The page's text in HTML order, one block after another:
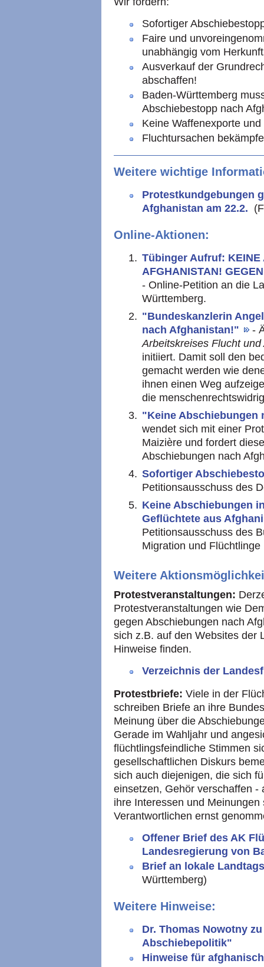
Sofortiger
Faire und
unabhängig vom
Ausverkauf der
abschaffen!
Baden-Württemberg
Abschiebestopp nach
Keine Waffenexporte
Fluchtursachen
Weitere wichtige
Protestkundgebungen
Afghanistan am 22.2.
Online-Aktionen:
Tübinger Aufruf: KEINE
AFGHANISTAN!
- Online-Petition an die
Württemberg.
"Bundeskanzlerin
nach Afghanistan!"
-
Arbeitskreises Flucht und
initiiert. Damit soll den
gemacht werden wie
ihnen einen Weg
die
"Keine
wendet sich mit einer
Maizière und fordert
Abschiebungen nach
Sofortiger
Petitionsausschuss des
Keine Abschiebungen
Geflüchtete aus
Petitionsausschuss des
Migration und
Weitere
Protestveranstaltungen:
Protestveranstaltungen wie
gegen Abschiebungen nach
sich z.B. auf den Websites der
Hinweise finden.
Verzeichnis der
Protestbriefe: Viele in der
schreiben Briefe an ihre
Meinung über die
Gerade im Wahljahr und
flüchtlingsfeindliche Stimmen
gesellschaftlichen Diskurs
sich auch diejenigen, die sich
einsetzen, Gehör verschaffen
ihre Interessen und
Verantwortlichen ernst
Offener Brief des AK
Landesregierung von
Brief an lokale
Württemberg)
Weitere Hinweise:
Dr. Thomas Nowotny
Abschiebepolitik"
Hinweise für